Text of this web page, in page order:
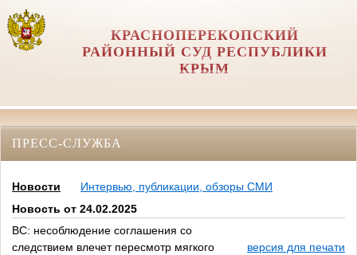
КРАСНОПЕРЕКОПСКИЙ
РАЙОННЫЙ СУД РЕСПУБЛИКИ
КРЫМ
ПРЕСС-СЛУЖБА
Новости
Интервью, публикации, обзоры СМИ
Новость от 24.02.2025
ВС: несоблюдение соглашения со
следствием влечет пересмотр мягкого
версия для печати